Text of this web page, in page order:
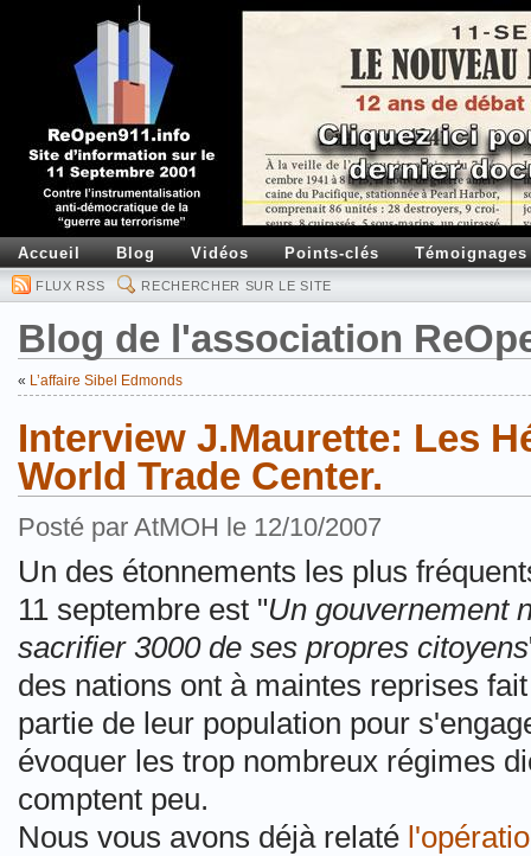
Accueil Blog Vidéos Points-clés Témoignages
FLUX RSS RECHERCHER SUR LE SITE
Blog de l'association
« L’affaire Sibel Edmonds
Interview J.Maurette: Les
World Trade Center.
Posté par AtMOH le 12/10/2007
Un des étonnements les plus
11 septembre est "Un gouvernement
sacrifier 3000 de ses propres citoyens
des nations ont à maintes reprises
partie de leur population pour
évoquer les trop nombreux régimes
comptent peu.
Nous vous avons déjà relaté